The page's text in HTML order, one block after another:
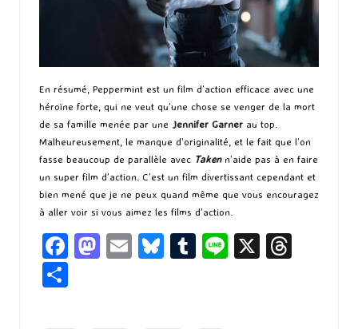
En résumé, Peppermint est un film d’action efficace avec une
héroïne forte, qui ne veut qu’une chose se venger de la mort
de sa famille menée par une Jennifer Garner au top.
Malheureusement, le manque d’originalité, et le fait que l’on
fasse beaucoup de parallèle avec Taken n’aide pas à en faire
un super film d’action. C’est un film divertissant cependant et
bien mené que je ne peux quand même que vous encouragez
à aller voir si vous aimez les films d’action.
Fa M E
Bl T
Li X